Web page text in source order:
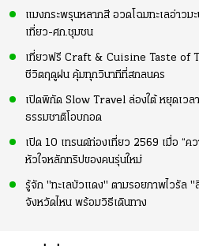
แมงกระพรุนหลากสี อวดโฉมทะเลอ่าวม
เที่ยว-ศก.ชุมชน
เที่ยวฟรี Craft & Cuisine Taste of
ชีวิตฤดูฝน คุ้มทุกวินาทีที่สกลนคร
เปิดพิกัด Slow Travel ล่องใต้ หยุดเวล
ธรรมชาติโอบกอด
เปิด 10 เทรนด์ท่องเที่ยว 2569 เมื่อ “ค
หัวใจหลักทริปของคนรุ่นใหม่
รู้จัก "ทะเลบัวแดง" ตามรอยภาพไวรัล "
จังหวัดไหน พร้อมวิธีเดินทาง